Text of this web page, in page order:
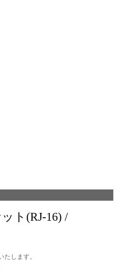
ト(RJ-16) /
たします。